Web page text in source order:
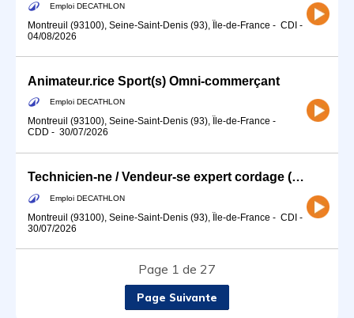
Emploi DECATHLON
Montreuil (93100), Seine-Saint-Denis (93), Île-de-France - CDI -
04/08/2026
Animateur.rice Sport(s) Omni-commerçant
Emploi DECATHLON
Montreuil (93100), Seine-Saint-Denis (93), Île-de-France -
CDD - 30/07/2026
Technicien-ne / Vendeur-se expert cordage (H/F)
Emploi DECATHLON
Montreuil (93100), Seine-Saint-Denis (93), Île-de-France - CDI -
30/07/2026
Page 1 de 27
Page Suivante